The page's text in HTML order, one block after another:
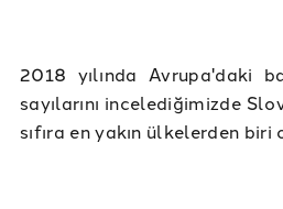
2018 yılında Avrupa'daki
sayılarını incelediğimizde
sıfıra en yakın ülkelerden